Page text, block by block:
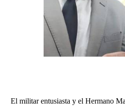
El militar entusiasta y el Hermano